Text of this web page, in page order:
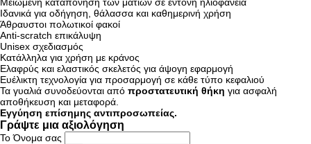
Ιδανικά για οδήγηση, θάλασσα και καθημερινή χρήση
Άθραυστοι πολωτικοί φακοί
Anti-scratch επικάλυψη
Unisex σχεδιασμός
Κατάλληλα για χρήση με κράνος
Ελαφρύς και ελαστικός σκελετός για άψογη εφαρμογή
Ευέλικτη τεχνολογία για προσαρμογή σε κάθε τύπο κεφαλιού
Τα γυαλιά συνοδεύονται από προστατευτική θήκη για ασφαλή
αποθήκευση και μεταφορά.
Εγγύηση επίσημης αντιπροσωπείας.
Γράψτε μια αξιολόγηση
Το Όνομα σας